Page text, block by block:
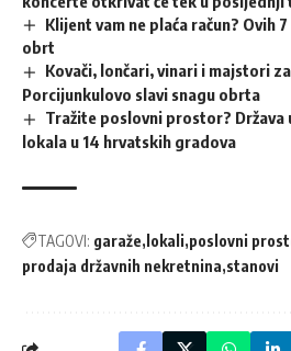
Klijent vam ne plaća račun? Ovih
obrt
Kovači, lončari, vinari i majstori
Porcijunkulovo slavi snagu obrta
Tražite poslovni prostor? Država
lokala u 14 hrvatskih gradova
TAGOVI: garaže lokali poslovni
prodaja državnih nekretnina stanovi